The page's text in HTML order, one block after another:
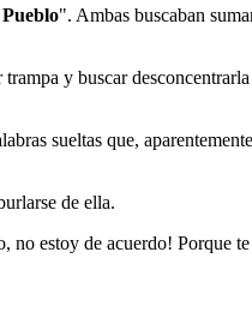
". Ambas buscaban
y buscar
sueltas que,
de ella.
no estoy de acuerdo! Porque